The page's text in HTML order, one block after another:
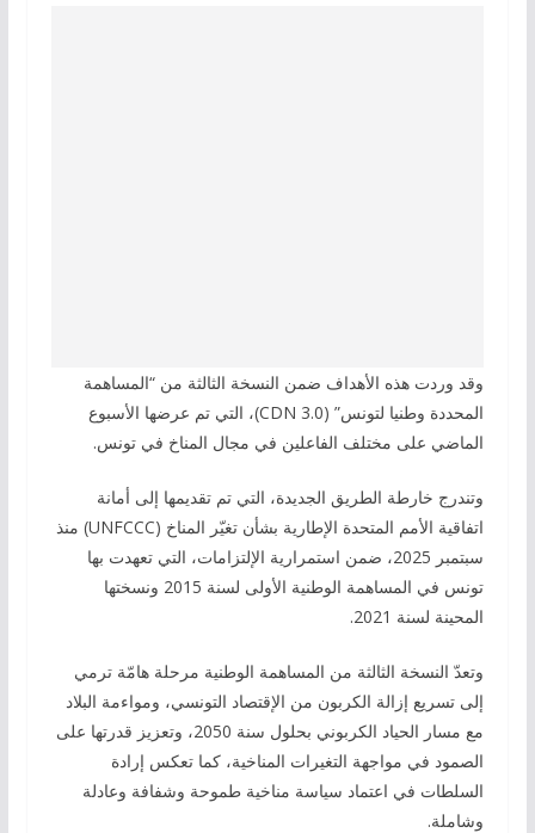
وقد وردت هذه الأهداف ضمن النسخة الثالثة من “المساهمة
المحددة وطنيا لتونس” (CDN 3.0)، التي تم عرضها الأسبوع
الماضي على مختلف الفاعلين في مجال المناخ في تونس.
وتندرج خارطة الطريق الجديدة، التي تم تقديمها إلى أمانة
اتفاقية الأمم المتحدة الإطارية بشأن تغيّر المناخ (UNFCCC) منذ
سبتمبر 2025، ضمن استمرارية الإلتزامات، التي تعهدت بها
تونس في المساهمة الوطنية الأولى لسنة 2015 ونسختها
المحينة لسنة 2021.
وتعدّ النسخة الثالثة من المساهمة الوطنية مرحلة هامّة ترمي
إلى تسريع إزالة الكربون من الإقتصاد التونسي، ومواءمة البلاد
مع مسار الحياد الكربوني بحلول سنة 2050، وتعزيز قدرتها على
الصمود في مواجهة التغيرات المناخية، كما تعكس إرادة
السلطات في اعتماد سياسة مناخية طموحة وشفافة وعادلة
وشاملة.